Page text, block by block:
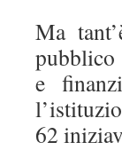
Ma
pubblico
e
62